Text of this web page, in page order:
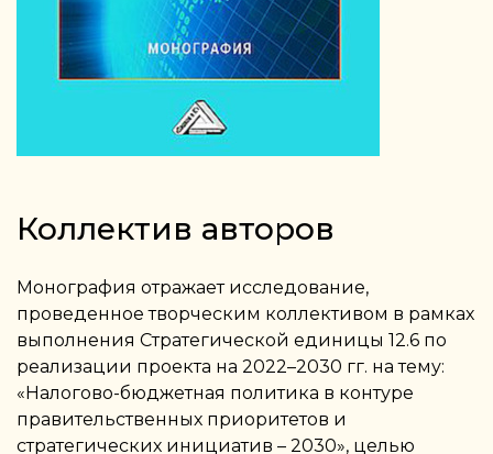
Коллектив авторов
Монография отражает исследование,
проведенное творческим коллективом в рамках
выполнения Стратегической единицы 12.6 по
реализации проекта на 2022–2030 гг. на тему:
«Налогово-бюджетная политика в контуре
правительственных приоритетов и
стратегических инициатив – 2030», целью